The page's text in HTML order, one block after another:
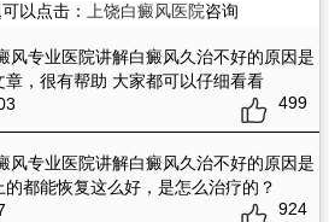
以点击： 上饶白癜风医院咨询
风专业医院讲解白癜风久治不好的原因是
章，很有帮助 大家都可以仔细看看
499
风专业医院讲解白癜风久治不好的原因是
的都能恢复这么好，是怎么治疗的？
924